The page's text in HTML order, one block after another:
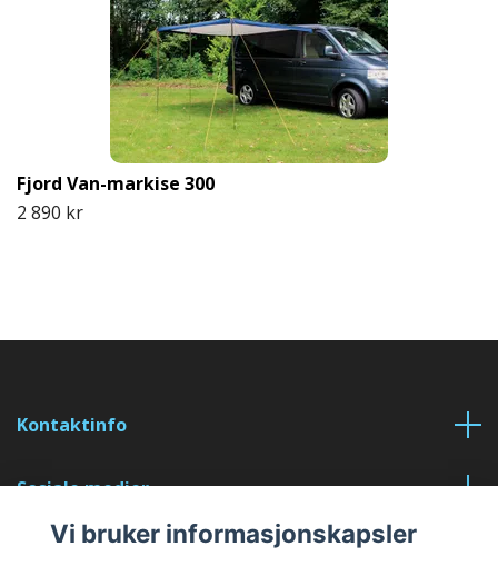
Fjord Van-markise 300
2 890 kr
Kontaktinfo
Sosiale medier
Les mer
Vi bruker informasjonskapsler